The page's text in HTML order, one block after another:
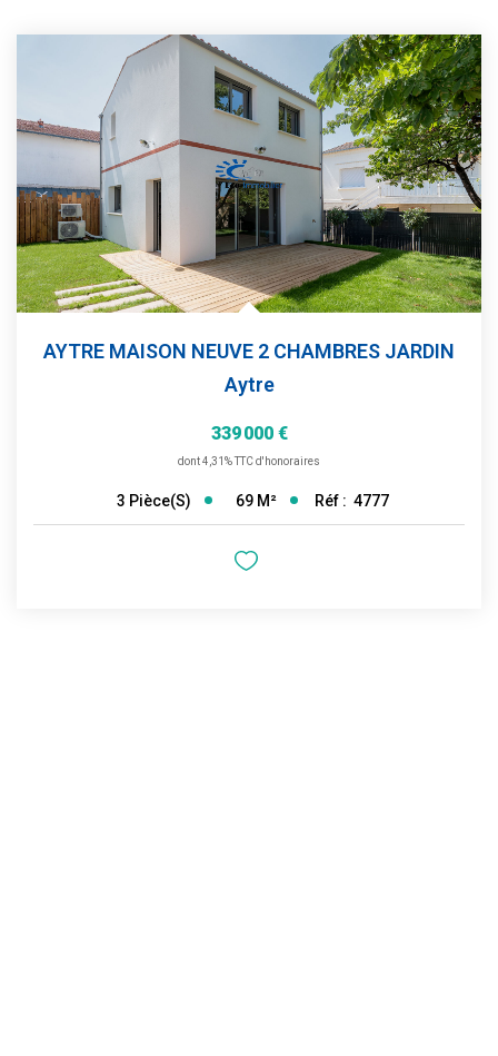
AYTRE MAISON NEUVE 2 CHAMBRES JARDIN
Aytre
339 000 €
dont 4,31% TTC d'honoraires
3 Pièce(s) 69 M² Réf : 4777